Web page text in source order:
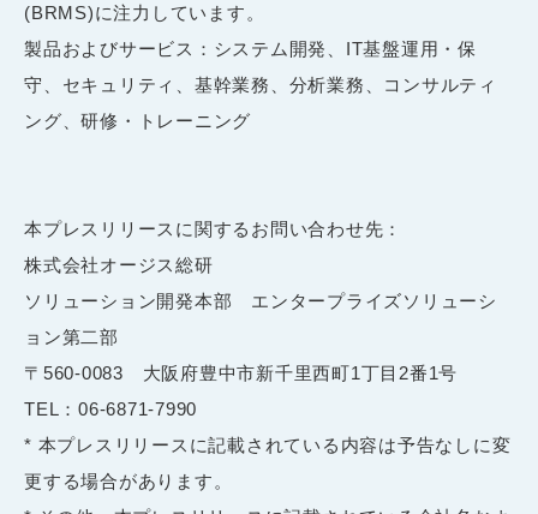
(BRMS)に注力しています。
製品およびサービス：システム開発、 IT基盤運用・保
守、セキュリティ、基幹業務、分析業務、コンサルティ
ング、研修・トレーニング
本プレスリリースに関するお問い合わせ先：
株式会社オージス総研
ソリューション開発本部 エンタープライズソリューシ
ョン第二部
〒 560-0083 大阪府豊中市新千里西町1丁目 2番1号
TEL ： 06-6871-7990
* 本プレスリリースに記載されている内容は予告なしに変
更する場合があります。